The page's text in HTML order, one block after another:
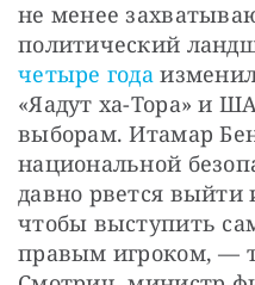
не менее
политический
четыре года
«Яадут ха-Тора» и
выборам. Итамар
национальной
давно рвется выйти
чтобы выступить
правым игроком, —